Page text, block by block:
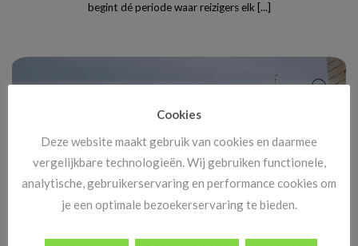
begint dé periode waar reizigers elk [...]
Cookies
Deze website maakt gebruik van cookies en daarmee
vergelijkbare technologieën. Wij gebruiken functionele,
analytische, gebruikerservaring en performance cookies om
je een optimale bezoekerservaring te bieden.